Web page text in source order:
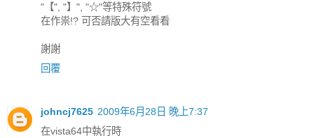
"【", "】", "☆"等特殊符號
在作祟!? 可否請版大有空看看
謝謝
回覆
johncj7625 2009年6月28日 晚上7:37
在vista64中執行時